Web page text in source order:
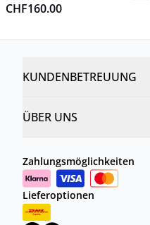
CHF160.00
KUNDENBETREUUNG
ÜBER UNS
Zahlungsmöglichkeiten
Lieferoptionen